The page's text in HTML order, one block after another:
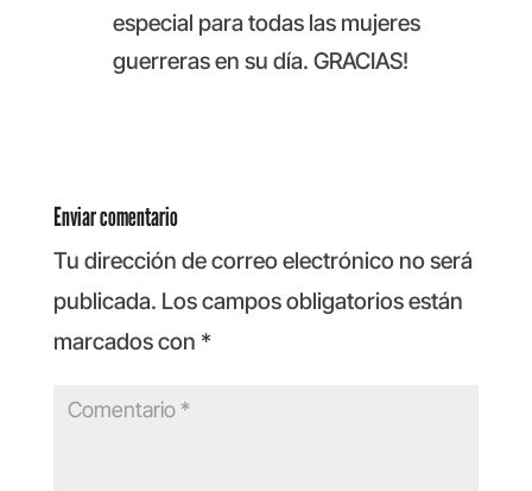
especial para todas las mujeres
guerreras en su día. GRACIAS!
Enviar comentario
Tu dirección de correo electrónico no será
publicada. Los campos obligatorios están
marcados con *